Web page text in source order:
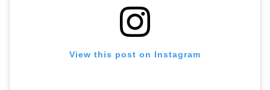
View this post on Instagram